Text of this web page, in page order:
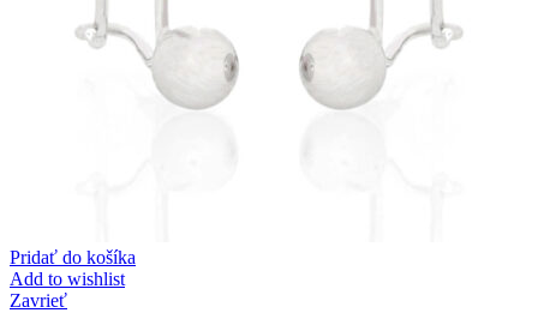
Twin Rings
Zásnubné prstne z kolekcie Twin Rings.
Pridať do košíka
Add to wishlist
Zavrieť